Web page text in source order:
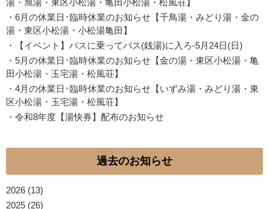
・ 6月の休業日･臨時休業のお知らせ【千鳥湯・みどり湯・金の
湯・東区小松湯・小松湯亀田】
・
【イベント】バスに乗ってバス(銭湯)に入ろ-5月24日(日)
・ 5月の休業日･臨時休業のお知らせ【金の湯・東区小松湯・亀
田小松湯・玉宅湯・松風荘】
・ 4月の休業日･臨時休業のお知らせ【いずみ湯・みどり湯・東
区小松湯・玉宅湯・松風荘】
・ 令和8年度【湯快券】配布のお知らせ
過去のお知らせ
2026 (13)
2025 (26)